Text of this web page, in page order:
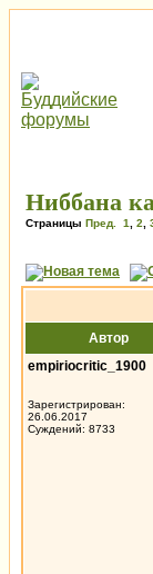
Ниббана
Страницы Пред. 1 2
Автор
empiriocritic_1900
Зарегистрирован:
26.06.2017
Суждений: 8733